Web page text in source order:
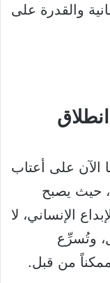
والقدرة على
الآن على أعتاب
حيث يصبح
الإنساني، لا
وتُسرِّع
ممكناً من قبل.